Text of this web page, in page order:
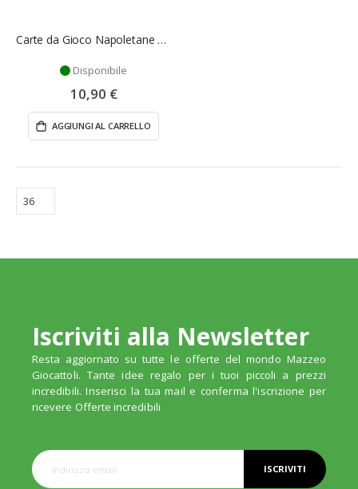
Carte da Gioco Napoletane 150° Anniversario - Modiano
Disponibile
10,90 €
AGGIUNGI AL CARRELLO
Iscriviti alla Newsletter
Resta aggiornato su tutte le offerte del mondo Mazzeo
Giocattoli. Tante idee regalo per i tuoi piccoli a prezzi
incredibili. Inserisci la tua mail e conferma l'iscrizione per
ricevere Offerte incredibili
ISCRIVITI